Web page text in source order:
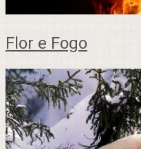
Flor e Fogo